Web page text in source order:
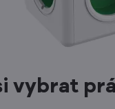
vybrat